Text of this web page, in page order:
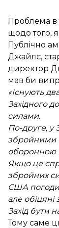
Проблема в
щодо того,
Публічно
Джайлс,
директор
мав би
«Існують
Західного
силами.
По-друге, у
збройними
оборонною
Якщо це
збройних
США
але
Захід бути
Тому саме